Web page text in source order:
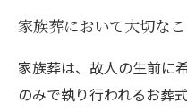
家族葬において大切なこ
家族葬は、故人の生前に
のみで執り行われるお葬